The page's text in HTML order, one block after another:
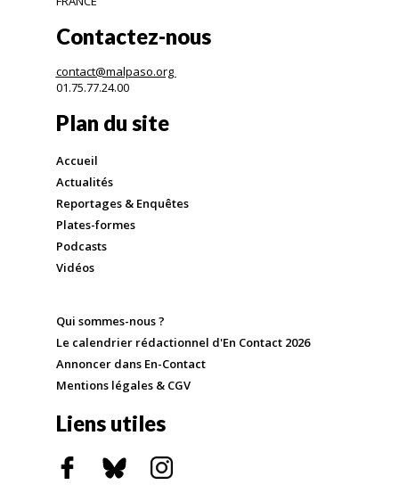
Contactez-nous
contact@malpaso.org
01.75.77.24.00
Plan du site
Accueil
Actualités
Reportages & Enquêtes
Plates-formes
Podcasts
Vidéos
Qui sommes-nous ?
Le calendrier rédactionnel d'En Contact 2026
Annoncer dans En-Contact
Mentions légales & CGV
Liens utiles